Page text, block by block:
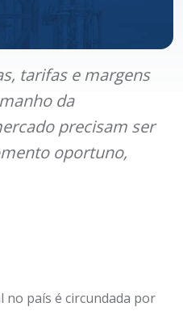
tarifas e margens
da
precisam ser
oportuno,
no país é circundada por